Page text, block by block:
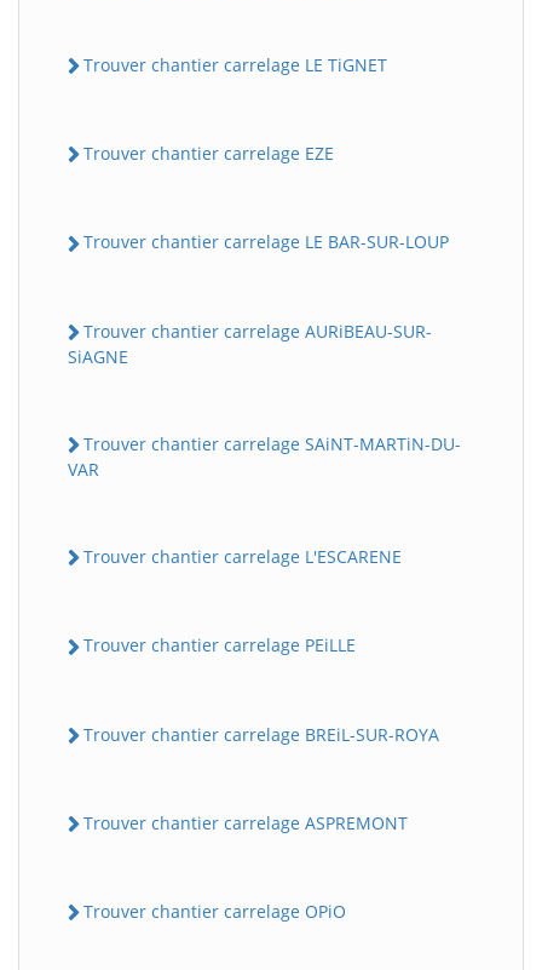
Trouver chantier carrelage LE TiGNET
Trouver chantier carrelage EZE
Trouver chantier carrelage LE BAR-SUR-LOUP
Trouver chantier carrelage AURiBEAU-SUR-
SiAGNE
Trouver chantier carrelage SAiNT-MARTiN-DU-
VAR
Trouver chantier carrelage L'ESCARENE
Trouver chantier carrelage PEiLLE
Trouver chantier carrelage BREiL-SUR-ROYA
Trouver chantier carrelage ASPREMONT
Trouver chantier carrelage OPiO